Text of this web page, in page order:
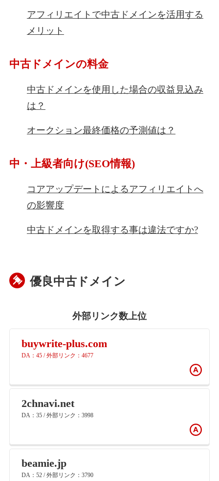
アフィリエイトで中古ドメインを活用する
メリット
中古ドメインの料金
中古ドメインを使用した場合の収益見込み
は？
オークション最終価格の予測値は？
中・上級者向け(SEO情報)
コアアップデートによるアフィリエイトへ
の影響度
中古ドメインを取得する事は違法ですか?
優良中古ドメイン
外部リンク数上位
buywrite-plus.com
DA：45 / 外部リンク：4677
2chnavi.net
DA：35 / 外部リンク：3998
beamie.jp
DA：52 / 外部リンク：3790